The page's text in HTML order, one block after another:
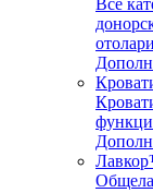
Все